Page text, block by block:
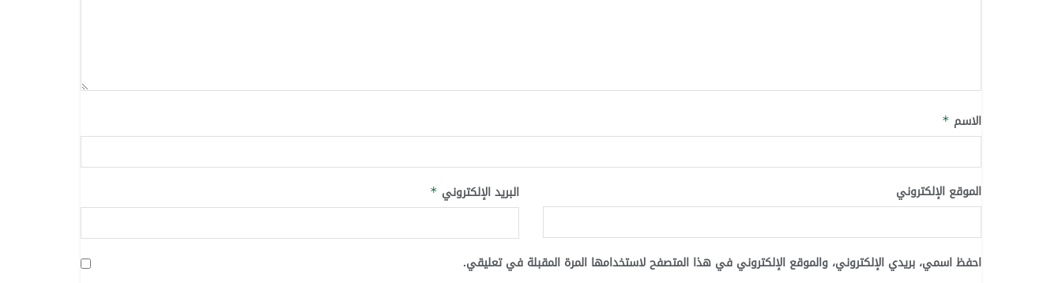
الاسم *
البريد الإلكتروني * الموقع الإلكتروني
احفظ اسمي، بريدي الإلكتروني، والموقع الإلكتروني في هذا المتصفح لاستخدامها المرة المقبلة في تعليقي.